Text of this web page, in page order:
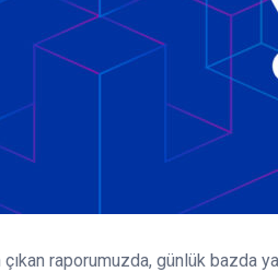
çıkan raporumuzda, günlük bazda